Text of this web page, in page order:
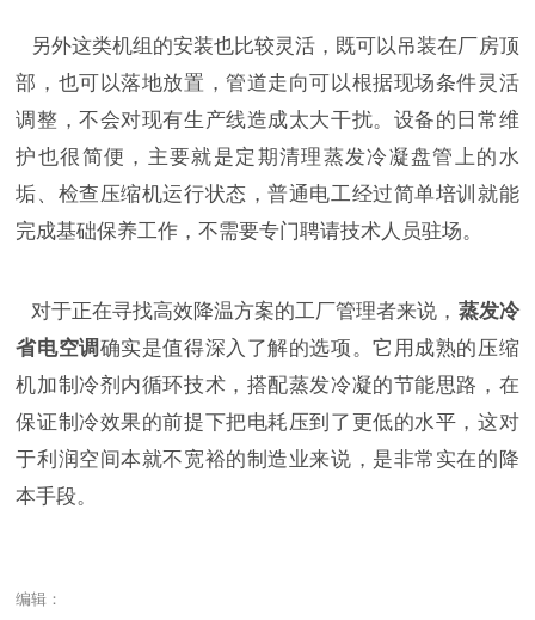
另外这类机组的安装也比较灵活，既可以吊装在厂房顶
部，也可以落地放置，管道走向可以根据现场条件灵活
调整，不会对现有生产线造成太大干扰。设备的日常维
护也很简便，主要就是定期清理蒸发冷凝盘管上的水
垢、检查压缩机运行状态，普通电工经过简单培训就能
完成基础保养工作，不需要专门聘请技术人员驻场。
对于正在寻找高效降温方案的工厂管理者来说， 蒸发冷
省电空调确实是值得深入了解的选项。它用成熟的压缩
机加制冷剂内循环技术，搭配蒸发冷凝的节能思路，在
保证制冷效果的前提下把电耗压到了更低的水平，这对
于利润空间本就不宽裕的制造业来说，是非常实在的降
本手段。
编辑：